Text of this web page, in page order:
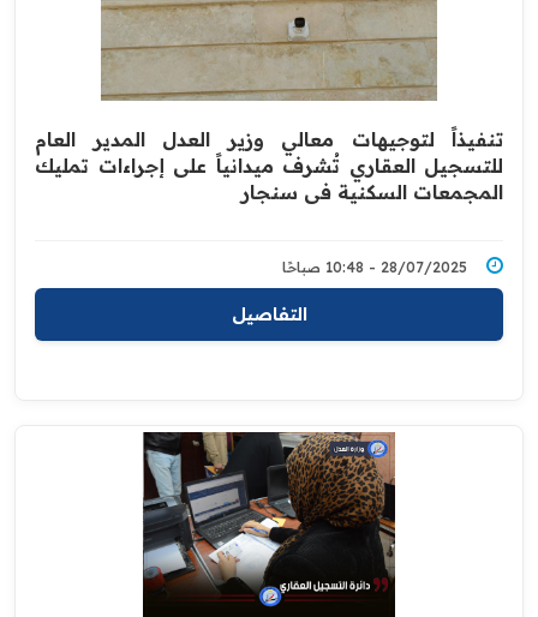
تنفيذاً لتوجيهات معالي وزير العدل المدير العام
للتسجيل العقاري تُشرف ميدانياً على إجراءات تمليك
المجمعات السكنية في سنجار
28/07/2025 - 10:48 صباحًا
التفاصيل